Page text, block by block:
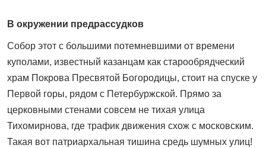
В окружении предрассудков
Собор этот с большими потемневшими от времени
куполами, известный казанцам как старообрядческий
храм Покрова Пресвятой Богородицы, стоит на спуске у
Первой горы, рядом с Петербуржской. Прямо за
церковными стенами совсем не тихая улица
Тихомирнова, где трафик движения схож с московским.
Такая вот патриархальная тишина средь шумных улиц!